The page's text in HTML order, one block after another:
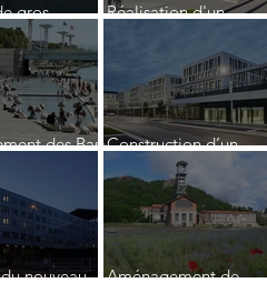
gros
et toiture
Réalisation d'un
et de locaux d'activités
"ADECCO"
des Bas Construction d’un
ensemble immobilier
pour ALSTOM
nouveau
Aménagement de